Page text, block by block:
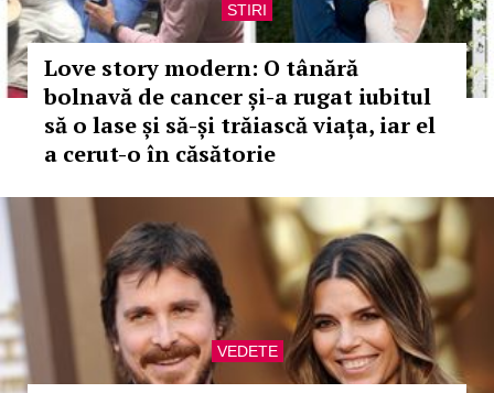
STIRI
Love story modern: O tânără
bolnavă de cancer și-a rugat iubitul
să o lase și să-și trăiască viața, iar el
a cerut-o în căsătorie
VEDETE